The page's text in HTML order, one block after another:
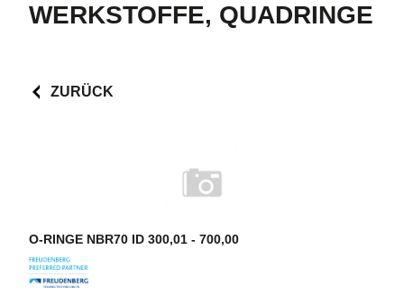
WERKSTOFFE, QUADRINGE
ZURÜCK
O-RINGE NBR70 ID 300,01 - 700,00